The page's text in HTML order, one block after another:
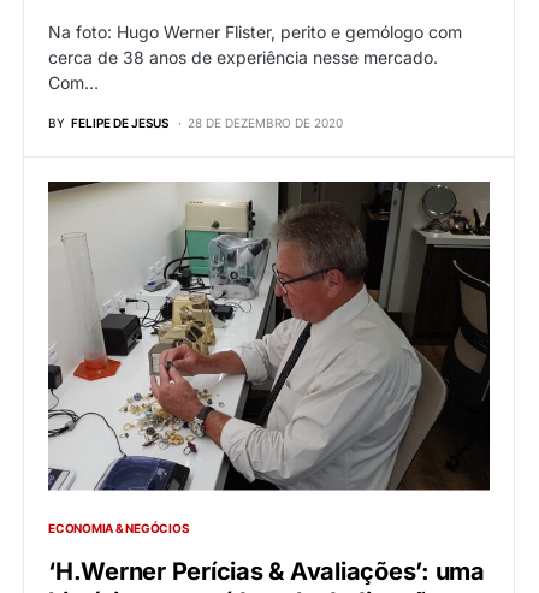
Na foto: Hugo Werner Flister, perito e gemólogo com
cerca de 38 anos de experiência nesse mercado.
Com…
BY FELIPE DE JESUS 28 DE DEZEMBRO DE 2020
ECONOMIA & NEGÓCIOS
‘H.Werner Perícias & Avaliações’: uma